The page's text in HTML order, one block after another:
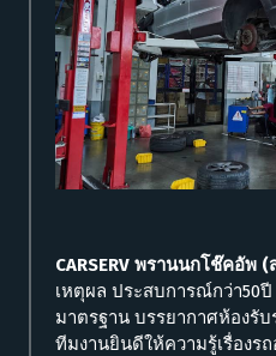
CARSERV พรานนกโช๊คอัพ
เหตุผล ประสบการณ์กว่า50
มาตรฐาน บรรยากาศห้องรั
ทีมงานยินดีให้ความรู้เรื่องร